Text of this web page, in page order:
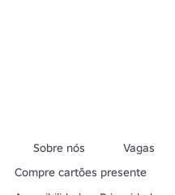
Sobre nós Vagas
Compre cartões presente